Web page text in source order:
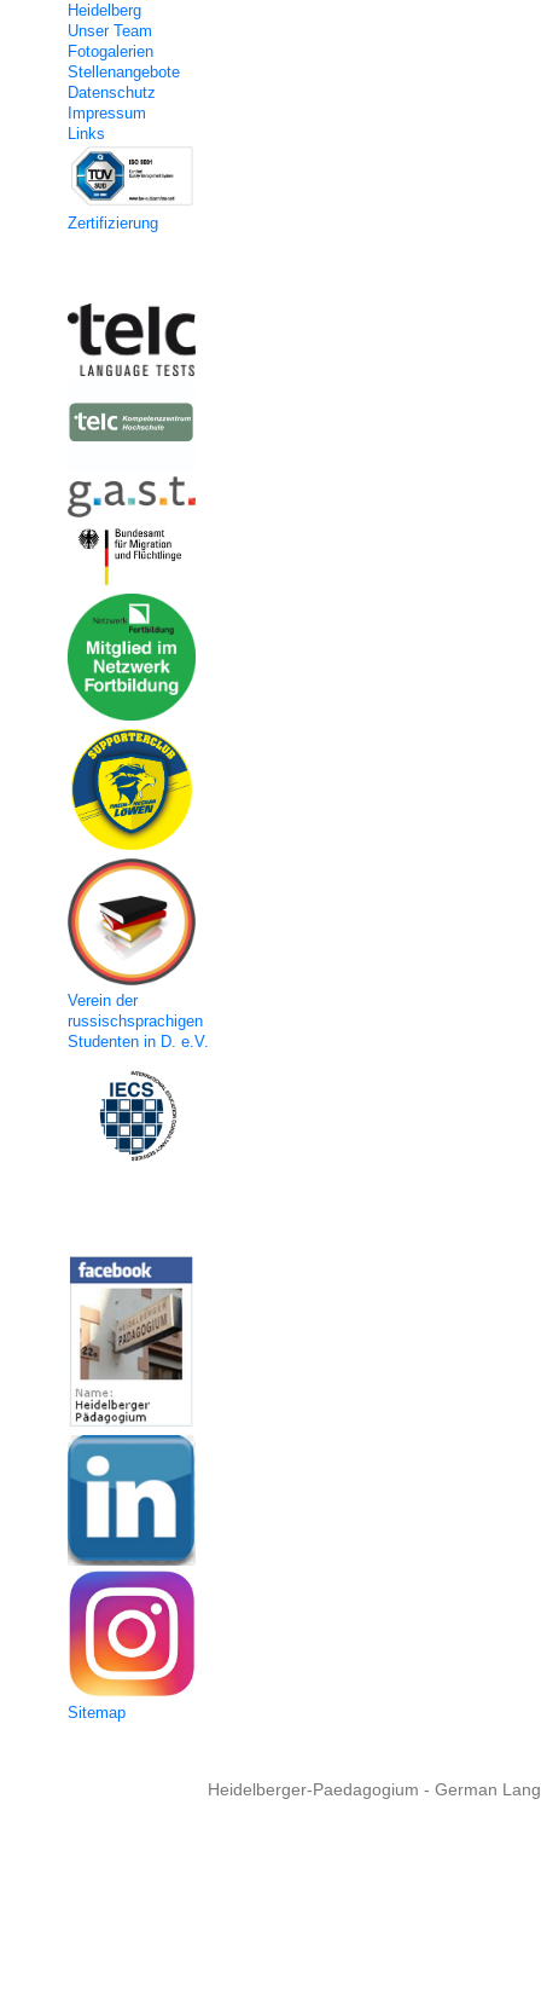
Heidelberg
Unser Team
Fotogalerien
Stellenangebote
Datenschutz
Impressum
Links
Zertifizierung
Verein der
russischsprachigen
Studenten in D. e.V.
Sitemap
Heidelberger-Paedagogium - German